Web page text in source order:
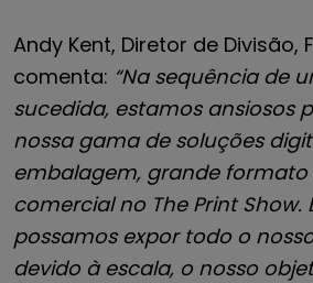
Andy Kent, Diretor de Divisão,
comenta: “Na sequência de
sucedida, estamos ansiosos
nossa gama de soluções
embalagem, grande formato
comercial no The Print Show.
possamos expor todo o
devido à escala, o nosso